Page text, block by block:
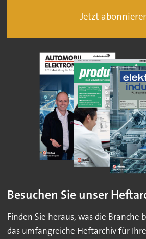
Jetzt
Besuchen Sie unser
Finden Sie heraus, was die Branche
das umfangreiche Heftarchiv für